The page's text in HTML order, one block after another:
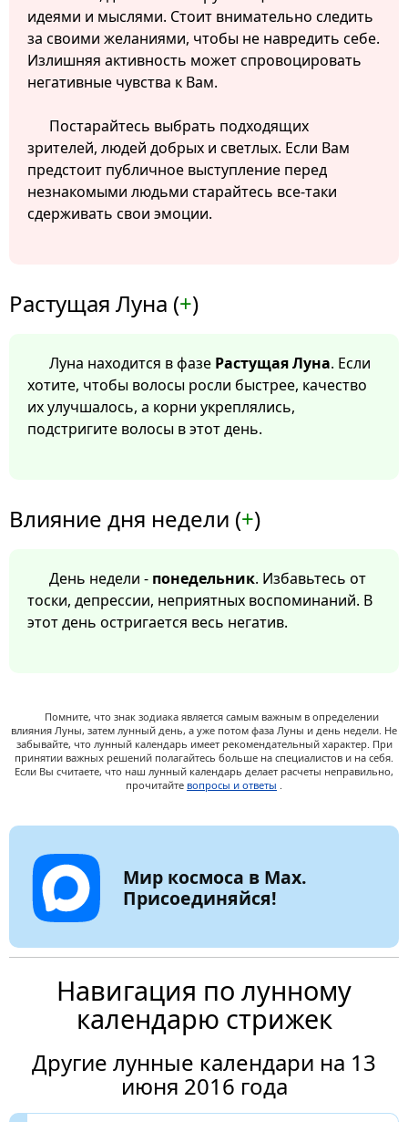
идеями и мыслями. Стоит внимательно следить
за своими желаниями, чтобы не навредить себе.
Излишняя активность может спровоцировать
негативные чувства к Вам.
Постарайтесь выбрать подходящих
зрителей, людей добрых и светлых. Если Вам
предстоит публичное выступление перед
незнакомыми людьми старайтесь все-таки
сдерживать свои эмоции.
Растущая Луна (+)
Луна находится в фазе Растущая Луна. Если
хотите, чтобы волосы росли быстрее, качество
их улучшалось, а корни укреплялись,
подстригите волосы в этот день.
Влияние дня недели (+)
День недели - понедельник. Избавьтесь от
тоски, депрессии, неприятных воспоминаний. В
этот день остригается весь негатив.
Помните, что знак зодиака является самым важным в определении
влияния Луны, затем лунный день, а уже потом фаза Луны и день недели. Не
забывайте, что лунный календарь имеет рекомендательный характер. При
принятии важных решений полагайтесь больше на специалистов и на себя.
Если Вы считаете, что наш лунный календарь делает расчеты неправильно,
прочитайте вопросы и ответы .
Мир космоса в Max.
Присоединяйся!
Навигация по лунному
календарю стрижек
Другие лунные календари на 13
июня 2016 года